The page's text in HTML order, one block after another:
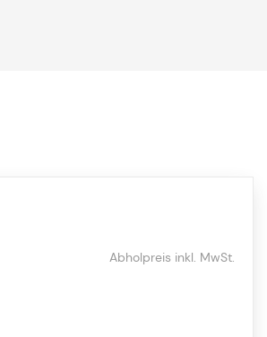
Abholpreis inkl. MwSt.